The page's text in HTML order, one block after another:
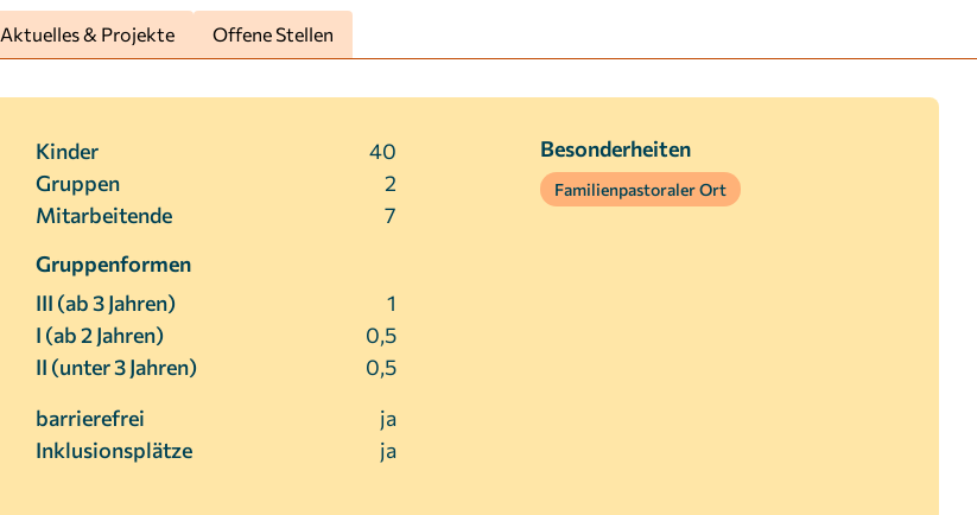
Aktuelles & Projekte Offene Stellen
Kinder
40
Gruppen
2
Mitarbeitende
7
Gruppenformen
III (ab 3 Jahren)
1
I (ab 2 Jahren)
0,5
II (unter 3 Jahren)
0,5
barrierefrei
ja
Inklusionsplätze
ja
Besonderheiten
Familienpastoraler Ort